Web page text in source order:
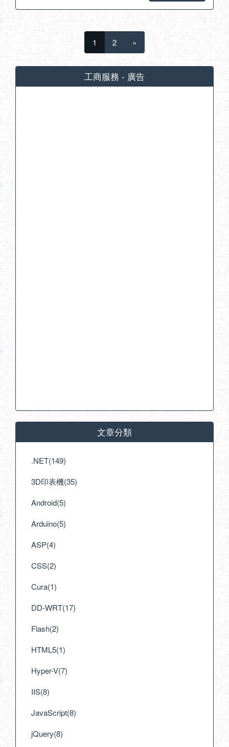
1 2 »
工商服務 - 廣告
文章分類
.NET(149)
3D印表機(35)
Android(5)
Arduino(5)
ASP(4)
CSS(2)
Cura(1)
DD-WRT(17)
Flash(2)
HTML5(1)
Hyper-V(7)
IIS(8)
JavaScript(8)
jQuery(8)